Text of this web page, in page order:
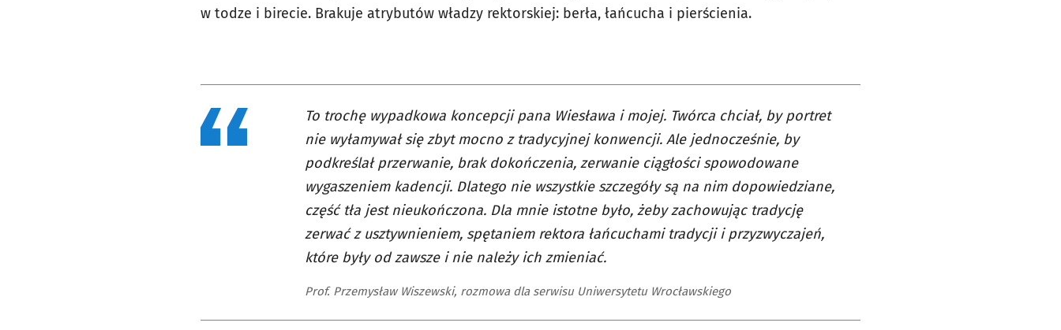
w todze i birecie. Brakuje atrybutów władzy rektorskiej: berła, łańcucha i pierścienia.
To trochę wypadkowa koncepcji pana Wiesława i mojej. Twórca chciał, by portret
nie wyłamywał się zbyt mocno z tradycyjnej konwencji. Ale jednocześnie, by
podkreślał przerwanie, brak dokończenia, zerwanie ciągłości spowodowane
wygaszeniem kadencji. Dlatego nie wszystkie szczegóły są na nim dopowiedziane,
część tła jest nieukończona. Dla mnie istotne było, żeby zachowując tradycję
zerwać z usztywnieniem, spętaniem rektora łańcuchami tradycji i przyzwyczajeń,
które były od zawsze i nie należy ich zmieniać.
Prof. Przemysław Wiszewski, rozmowa dla serwisu Uniwersytetu Wrocławskiego